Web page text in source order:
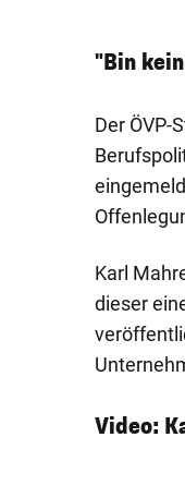
"Bin
Der ÖVP-
Karl
dieser
Video: